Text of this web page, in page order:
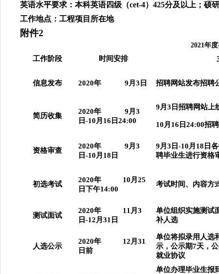
英语水平要求：本科英语四级（cet-4）425分及以上；硕
工作地点：工程项目所在地
附件2
2021年
工作阶段 时间安排
信息发布 2020年 9 月 3 日 招聘网站发布招聘
简历收集
2020年 9 月 3
日-10 月 16 日24:00
9 月 3 日招聘网站上
10 月 16 日24:00招
资格审查
2020年 9 月 3
日-10 月 18 日
9 月 3 日-10 月 18 日
聘毕业生进行资格
初选考试
2020年 10 月 25
日下午14:00
考试时间、内容方
测试面试
2020年 11 月 3
日-12 月 31 日
单位组织实施测试
补人选
人选公示
2020年 12 月 31
日前
单位将拟录用人选
示，公示期7天，
就业协议
单位办理毕业生报